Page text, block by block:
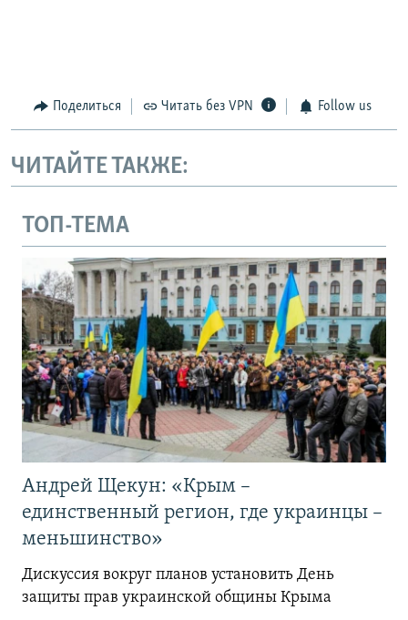
Поделиться Читать без VPN Follow us
ЧИТАЙТЕ ТАКЖЕ:
ТОП-ТЕМА
Андрей Щекун: «Крым –
единственный регион, где украинцы –
меньшинство»
Дискуссия вокруг планов установить День
защиты прав украинской общины Крыма